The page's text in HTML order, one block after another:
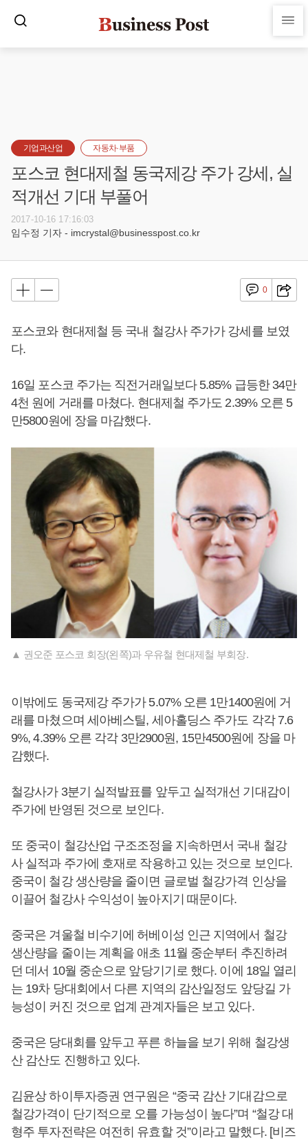
기업과산업 자동차·부품
포스코 현대제철 동국제강 주가 강세, 실
적개선 기대 부풀어
2017-10-16 17:16:03
임수정 기자 - imcrystal@businesspost.co.kr
0
포스코와 현대제철 등 국내 철강사 주가가 강세를 보였
다.
16일 포스코 주가는 직전거래일보다 5.85% 급등한 34만
4천 원에 거래를 마쳤다. 현대제철 주가도 2.39% 오른 5
만5800원에 장을 마감했다.
▲ 권오준 포스코 회장(왼쪽)과 우유철 현대제철 부회장.
이밖에도 동국제강 주가가 5.07% 오른 1만1400원에 거
래를 마쳤으며 세아베스틸, 세아홀딩스 주가도 각각 7.6
9%, 4.39% 오른 각각 3만2900원, 15만4500원에 장을 마
감했다.
철강사가 3분기 실적발표를 앞두고 실적개선 기대감이
주가에 반영된 것으로 보인다.
또 중국이 철강산업 구조조정을 지속하면서 국내 철강
사 실적과 주가에 호재로 작용하고 있는 것으로 보인다.
중국이 철강 생산량을 줄이면 글로벌 철강가격 인상을
이끌어 철강사 수익성이 높아지기 때문이다.
중국은 겨울철 비수기에 허베이성 인근 지역에서 철강
생산량을 줄이는 계획을 애초 11월 중순부터 추진하려
던 데서 10월 중순으로 앞당기기로 했다. 이에 18일 열리
는 19차 당대회에서 다른 지역의 감산일정도 앞당길 가
능성이 커진 것으로 업계 관계자들은 보고 있다.
중국은 당대회를 앞두고 푸른 하늘을 보기 위해 철강생
산 감산도 진행하고 있다.
김윤상 하이투자증권 연구원은 “중국 감산 기대감으로
철강가격이 단기적으로 오를 가능성이 높다”며 “철강 대
형주 투자전략은 여전히 유효할 것”이라고 말했다. [비즈